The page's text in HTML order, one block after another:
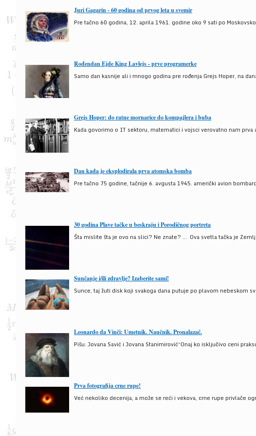
Juri Gagarin - 60 godina od prvog leta u svemir
Pre tačno 60 godina, 12. aprila 1961. godine oko 9 sati po
Rođendan Ejde King Lavlejs - prve programerke
Samo dan kasnije ali i mnogo godina pre rođenja Grejs Hoper, na
Grejs Hoper: do ratne mornarice do kompajlera i buba
Kada govorimo o IT sektoru, matematici i vojsci verovatno nam
Dan kada je eksplodirala prva atomska bomba
Pre tačno 75 godine, tačnije 6. avgusta 1945. američki avion
30 godina Plave tačke u beskraju i Porodičnog portreta
Šta mislite šta je ovo na slici? Ne znate? … Ova svetla tačka je
Sunčanje i/ili zdravlje? Izaberite sami!
Sunce, taj žuti disk koji svakoga dana putuje po plavom nebeskom
Leonardo da Vinči: Umetnik. Naučnik. Pronalazač.
Pišu: Jovana Savić i Jovana Stanimirović“Onaj ko isključivo ceni
Prva fotografija crne rupe!
Već nekoliko decenija, a može se reći i vekova, crne rupe privlače